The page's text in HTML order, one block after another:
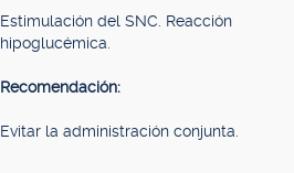
Estimulación del SNC. Reacción
hipoglucémica.
Recomendación:
Evitar la administración conjunta.